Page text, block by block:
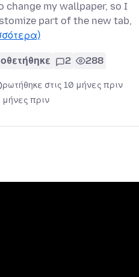
change my wallpaper, so I
part of the new tab,
2 288
ρωτήθηκε στις 10 μήνες πριν
μήνες πριν